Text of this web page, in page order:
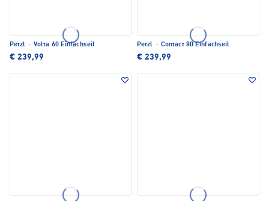
Petzl · Volta 60 Einfachseil
€ 239,99
Petzl · Contact 80 Einfachseil
€ 239,99